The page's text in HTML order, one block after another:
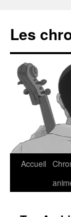
Les
Accueil